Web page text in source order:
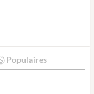
Populaires